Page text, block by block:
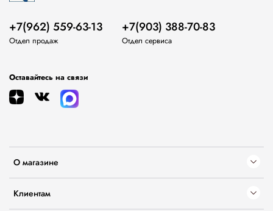
О магазине
Клиентам
+7(962) 559-63-13
Отдел продаж
+7(903) 388-70-83
Отдел сервиса
Оставайтесь на связи